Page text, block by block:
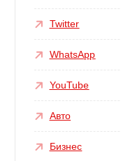
Twitter
WhatsApp
YouTube
Авто
Бизнес